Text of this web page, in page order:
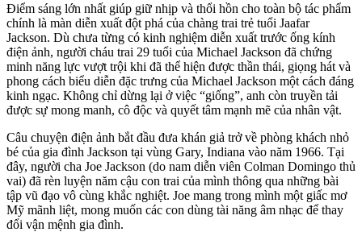
Điểm sáng lớn nhất giúp giữ nhịp và thổi hồn cho toàn bộ tác phẩm
chính là màn diễn xuất đột phá của chàng trai trẻ tuổi Jaafar
Jackson. Dù chưa từng có kinh nghiệm diễn xuất trước ống kính
điện ảnh, người cháu trai 29 tuổi của Michael Jackson đã chứng
minh năng lực vượt trội khi đã thể hiện được thần thái, giọng hát và
phong cách biểu diễn đặc trưng của Michael Jackson một cách đáng
kinh ngạc. Không chỉ dừng lại ở việc “giống”, anh còn truyền tải
được sự mong manh, cô độc và quyết tâm mạnh mẽ của nhân vật.
Câu chuyện điện ảnh bắt đầu đưa khán giả trở về phòng khách nhỏ
bé của gia đình Jackson tại vùng Gary, Indiana vào năm 1966. Tại
đây, người cha Joe Jackson (do nam diễn viên Colman Domingo thủ
vai) đã rèn luyện năm cậu con trai của mình thông qua những bài
tập vũ đạo vô cùng khắc nghiệt. Joe mang trong mình một giấc mơ
Mỹ mãnh liệt, mong muốn các con dùng tài năng âm nhạc để thay
đổi vận mệnh gia đình.